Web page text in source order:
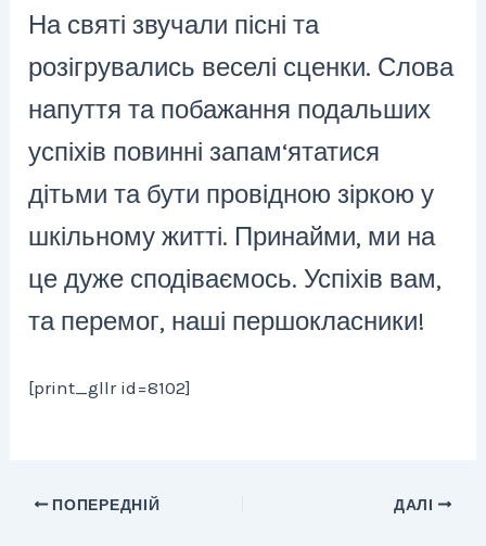
На святі звучали пісні та
розігрувались веселі сценки. Слова
напуття та побажання подальших
успіхів повинні запам‘ятатися
дітьми та бути провідною зіркою у
шкільному житті. Принайми, ми на
це дуже сподіваємось. Успіхів вам,
та перемог, наші першокласники!
[print_gllr id=8102]
ПОПЕРЕДНІЙ ДАЛІ